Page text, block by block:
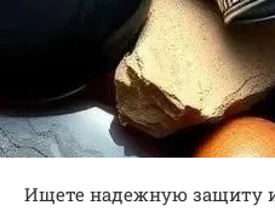
Ищете надежную защиту